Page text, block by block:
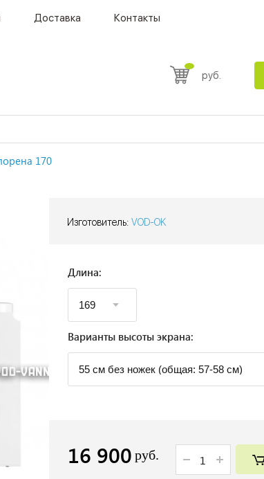
Доставка Контакты
руб.
170
Изготовитель: VOD-OK
Длина:
Варианты высоты экрана:
16 900 руб.